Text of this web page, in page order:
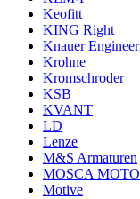
Keofitt
KING Right
Knauer
Krohne
Kromschroder
KSB
KVANT
LD
Lenze
M&S Armaturen
MOSCA
Motive